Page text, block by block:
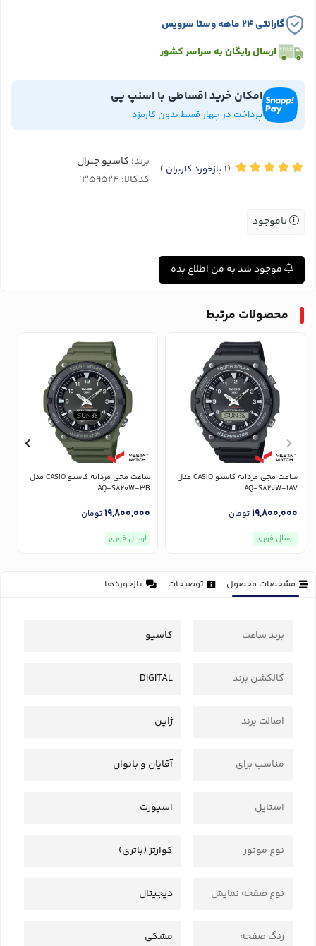
گارانتی ۲۴ ماهه وستا سرویس
ارسال رایگان به سراسر کشور
امکان خرید اقساطی با اسنپ پی
پرداخت در چهار قسط بدون کارمزد
(1 بازخورد کاربران ) برند: کاسیو جنرال
کدکالا:
ناموجود
موجود شد به من اطلاع بده
محصولات مرتبط
ساعت مچی مردانه کاسیو CASIO مدل
AQ-S820W-1AV
19,800,000تومان
ارسال فوری
ساعت مچی مردانه کاسیو CASIO مدل
AQ-S820W-3B
19,800,000تومان
ارسال فوری
مشخصات محصول توضیحات بازخوردها
برند ساعت کاسیو
کالکشن برند DIGITAL
اصالت برند ژاپن
مناسب برای آقایان و بانوان
استایل اسپورت
نوع موتور کوارتز (باتری)
نوع صفحه نمایش دیجیتال
رنگ صفحه مشکی